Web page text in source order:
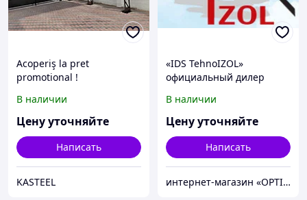
Acoperiş la pret
promotional !
В наличии
Цену уточняйте
Написать
KASTEEL
«IDS TehnoIZOL»
официальный дилер
Молдове
В наличии
Цену уточняйте
Написать
интернет-магазин «OPTIM»